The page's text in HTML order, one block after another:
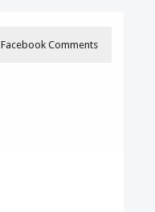
Facebook Comments